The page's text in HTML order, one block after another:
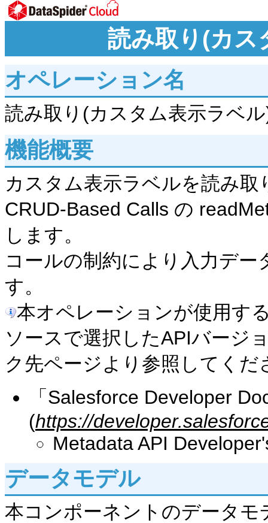
読み取り(カス
オペレーション名
読み取り(カスタム表示ラベ
機能概要
カスタム表示ラベルを読み取
CRUD-Based Calls の
します。
コールの制約により入力デ
す。
本オペレーションが使用す
ソースで選択したAPIバージ
ク先ページより参照してくだ
「Salesforce Developer
(https://
Metadata API
データモデル
本コンポーネントのデータ